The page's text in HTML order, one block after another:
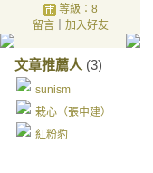
等級：8
留言｜ 加入好友
文章推薦人 (3)
sunism
栽心（張申建）
紅粉豹